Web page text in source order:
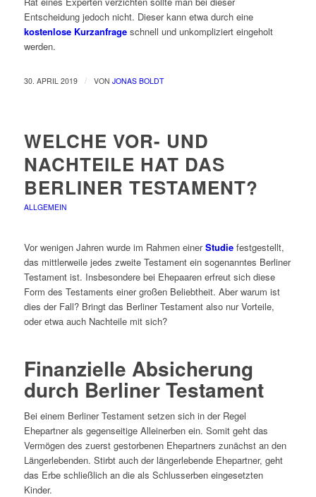
Entscheidung jedoch nicht. Dieser kann etwa durch eine
kostenlose Kurzanfrageschnell und unkompliziert eingeholt
werden.
30. APRIL 2019 / VON JONAS BOLDT
WELCHE VOR- UND
NACHTEILE HAT DAS
BERLINER TESTAMENT?
ALLGEMEIN
Vor wenigen Jahren wurde im Rahmen einerStudie festgestellt,
das mittlerweile jedes zweite Testament ein sogenanntes Berliner
Testament ist. Insbesondere bei Ehepaaren erfreut sich diese
Form des Testaments einer großen Beliebtheit. Aber warum ist
dies der Fall? Bringt das Berliner Testament also nur Vorteile,
oder etwa auch Nachteile mit sich?
Finanzielle Absicherung
durch Berliner Testament
Bei einem Berliner Testament setzen sich in der Regel
Ehepartner als gegenseitige Alleinerben ein. Somit geht das
Vermögen des zuerst gestorbenen Ehepartners zunächst an den
Längerlebenden. Stirbt auch der längerlebende Ehepartner, geht
das Erbe schließlich an die als Schlusserben eingesetzten
Kinder.